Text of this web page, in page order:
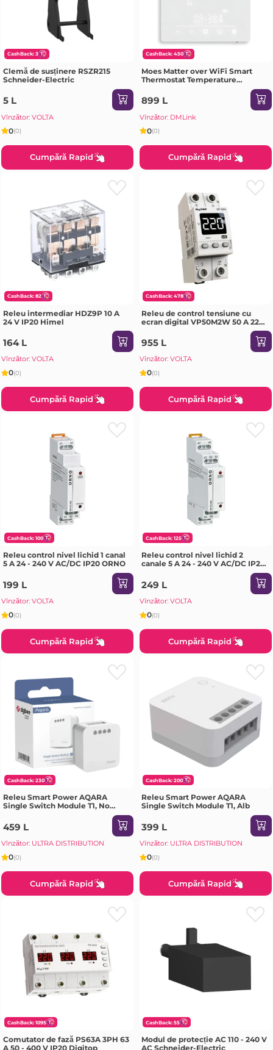
CashBack: 3
Clemă de susținere RSZR215
Schneider-Electric
5 L
Vînzător: VOLTA
0(0)
Cumpără Rapid
CashBack: 450
Moes Matter over WiFi Smart
Thermostat Temperature
Controller Water/ Gas Boiler 5A,
White
899 L
Vînzător: DMLink
0(0)
Cumpără Rapid
CashBack: 82
Releu intermediar HDZ9P 10 A
24 V IP20 Himel
164 L
Vînzător: VOLTA
0(0)
Cumpără Rapid
CashBack: 478
Releu de control tensiune cu
ecran digital VP50M2W 50 A 220
955 L
Vînzător: VOLTA
0(0)
Cumpără Rapid
CashBack: 100
Releu control nivel lichid 1 canal
5 A 24 - 240 V AC/DC IP20 ORNO
199 L
Vînzător: VOLTA
0(0)
Cumpără Rapid
CashBack: 125
Releu control nivel lichid 2
canale 5 A 24 - 240 V AC/DC IP20
249 L
Vînzător: VOLTA
0(0)
Cumpără Rapid
CashBack: 230
Releu Smart Power AQARA
Single Switch Module T1, No
459 L
Vînzător: ULTRA DISTRIBUTION
0(0)
Cumpără Rapid
CashBack: 200
Releu Smart Power AQARA
Single Switch Module T1, Alb
399 L
Vînzător: ULTRA DISTRIBUTION
0(0)
Cumpără Rapid
CashBack: 1095
Comutator de fază PS63A 3PH 63
A 50 - 400 V IP20 Digitop
CashBack: 55
Modul de protecție AC 110 - 240 V
AC Schneider-Electric